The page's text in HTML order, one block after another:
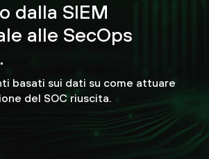
dalla SIEM
alle SecOps
basati sui dati su come attuare
del SOC riuscita.